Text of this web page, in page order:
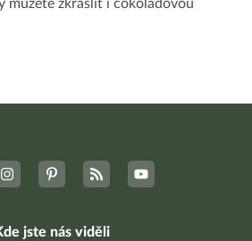
můžete zkrášlit i čokoládovou
jste nás viděli